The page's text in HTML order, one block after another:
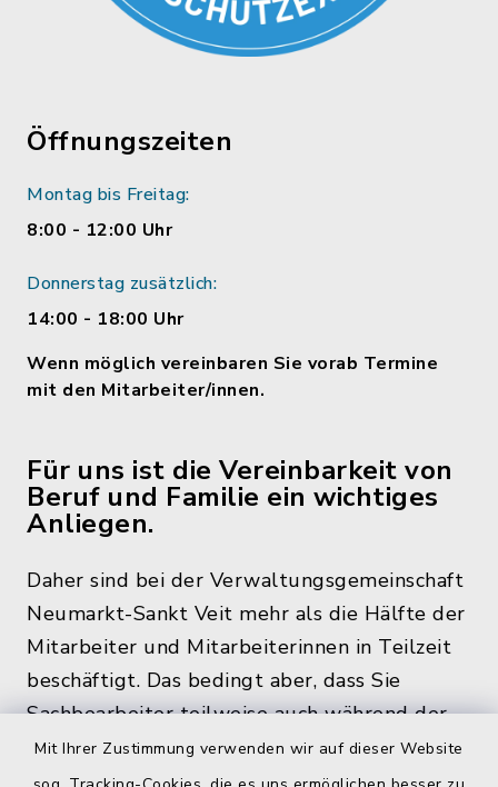
Mit Ihrer Zustimmung verwenden wir auf dieser Website
Öffnungszeiten
Montag bis Freitag:
8:00 - 12:00 Uhr
Donnerstag zusätzlich:
14:00 - 18:00 Uhr
Wenn möglich vereinbaren Sie vorab Termine
mit den Mitarbeiter/innen.
Für uns ist die Vereinbarkeit von
Beruf und Familie ein wichtiges
Anliegen.
Daher sind bei der Verwaltungsgemeinschaft
Neumarkt-Sankt Veit mehr als die Hälfte der
Mitarbeiter und Mitarbeiterinnen in Teilzeit
beschäftigt. Das bedingt aber, dass Sie
Sachbearbeiter teilweise auch während der
üblichen Bürozeiten und zu den
Öffnungszeiten, nicht im Rathaus antreffen.